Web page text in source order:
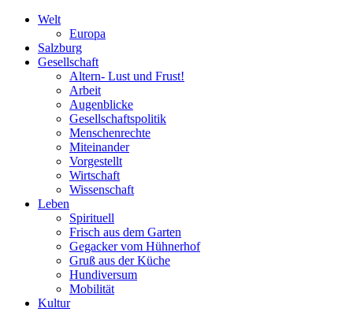
Welt
Europa
Salzburg
Gesellschaft
Altern- Lust und Frust!
Arbeit
Augenblicke
Gesellschaftspolitik
Menschenrechte
Miteinander
Vorgestellt
Wirtschaft
Wissenschaft
Leben
Spirituell
Frisch aus dem Garten
Gegacker vom Hühnerhof
Gruß aus der Küche
Hundiversum
Mobilität
Kultur